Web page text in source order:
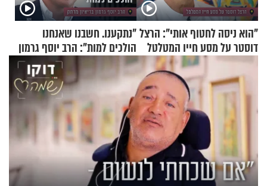
"הוא ניסה לחטוף אותי": הרצל
דוסטר על מסע חייו המטלטל
"נתקענו. חשבנו שאנחנו
הולכים למות": הרב יוסף גרמון
בריאיון מרתק